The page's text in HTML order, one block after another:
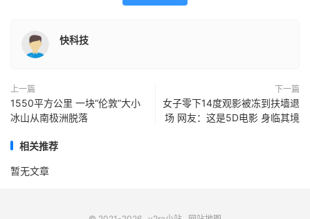
快科技
上一篇
1550平方公里 一块“伦敦”大小
冰山从南极洲脱落
下一篇
女子零下14度观影被冻到扶墙退
场 网友：这是5D电影 身临其境
相关推荐
暂无文章